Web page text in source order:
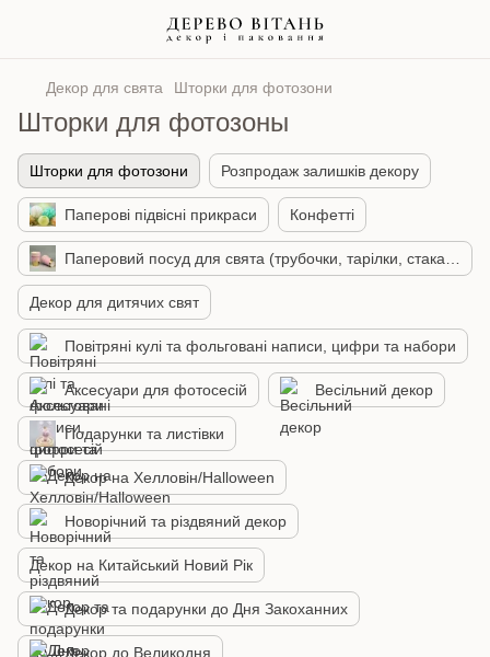
Декор для свята Шторки для фотозони
Шторки для фотозоны
Шторки для фотозони Розпродаж залишків декору
Паперові підвісні прикраси Конфетті
Декор для дитячих свят
Повітряні кулі та фольговані написи, цифри та набори
Аксесуари для фотосесій Весільний декор
Подарунки та листівки
Декор на Хелловін/Halloween
Новорічний та різдвяний декор
Декор на Китайський Новий Рік
Декор та подарунки до Дня Закоханних
Декор до Великодня